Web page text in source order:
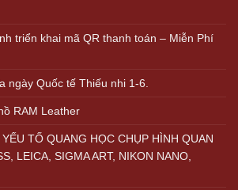
triển khai mã QR thanh toán – Miễn Phí
ngày Quốc tế Thiếu nhi 1-6.
RAM Leather
TỐ QUANG HỌC CHỤP HÌNH QUAN
LEICA, SIGMA ART, NIKON NANO,